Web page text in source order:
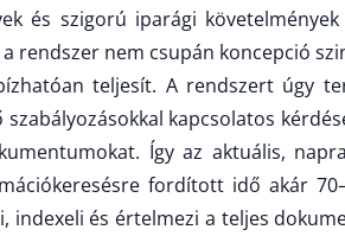
és szigorú iparági
rendszer nem csupán koncepció
teljesít. A rendszert úgy
szabályozásokkal kapcsolatos
Így az aktuális,
fordított idő akár
indexeli és értelmezi a teljes